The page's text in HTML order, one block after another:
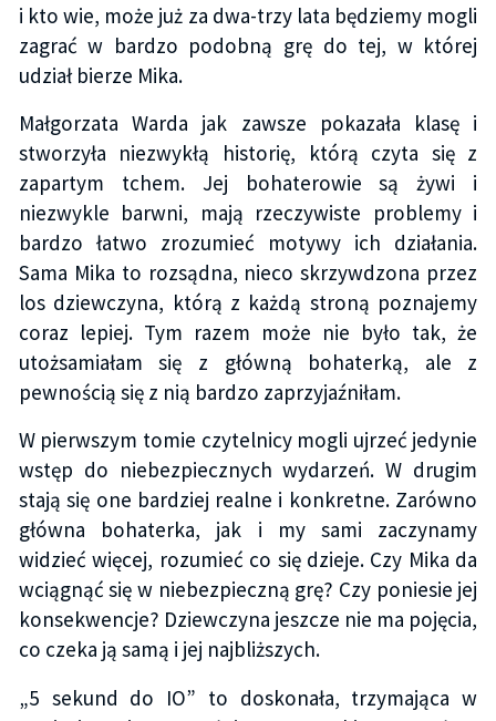
i kto wie, może już za dwa-trzy lata będziemy mogli
zagrać w bardzo podobną grę do tej, w której
udział bierze Mika.
Małgorzata Warda jak zawsze pokazała klasę i
stworzyła niezwykłą historię, którą czyta się z
zapartym tchem. Jej bohaterowie są żywi i
niezwykle barwni, mają rzeczywiste problemy i
bardzo łatwo zrozumieć motywy ich działania.
Sama Mika to rozsądna, nieco skrzywdzona przez
los dziewczyna, którą z każdą stroną poznajemy
coraz lepiej. Tym razem może nie było tak, że
utożsamiałam się z główną bohaterką, ale z
pewnością się z nią bardzo zaprzyjaźniłam.
W pierwszym tomie czytelnicy mogli ujrzeć jedynie
wstęp do niebezpiecznych wydarzeń. W drugim
stają się one bardziej realne i konkretne. Zarówno
główna bohaterka, jak i my sami zaczynamy
widzieć więcej, rozumieć co się dzieje. Czy Mika da
wciągnąć się w niebezpieczną grę? Czy poniesie jej
konsekwencje? Dziewczyna jeszcze nie ma pojęcia,
co czeka ją samą i jej najbliższych.
„5 sekund do IO” to doskonała, trzymająca w